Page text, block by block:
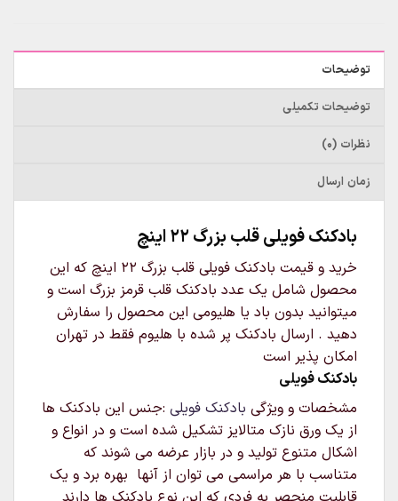
توضیحات
توضیحات تکمیلی
نظرات (0)
زمان ارسال
بادکنک فویلی قلب بزرگ 22 اینچ
خرید و قیمت بادکنک فویلی قلب بزرگ 22 اینچ که این
محصول شامل یک عدد بادکنک قلب قرمز بزرگ است و
میتوانید بدون باد یا هلیومی این محصول را سفارش
دهید . ارسال بادکنک پر شده با هلیوم فقط در تهران
امکان پذیر است
بادکنک فویلی
مشخصات و ویژگی بادکنک فویلی :جنس این بادکنک ها
از یک ورق نازک متالایز تشکیل شده است و در انواع و
اشکال متنوع تولید و در بازار عرضه می شوند که
متناسب با هر مراسمی می توان از آنها بهره برد و یک